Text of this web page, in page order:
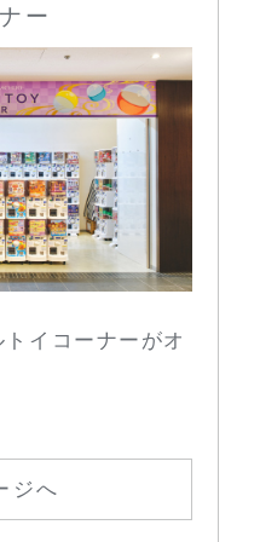
ー
イコーナーがオ
ジへ